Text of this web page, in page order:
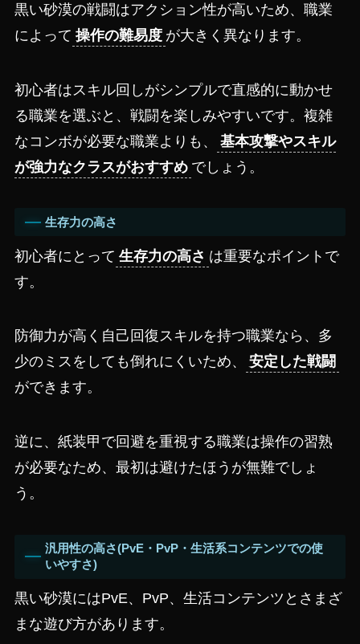
黒い砂漠の戦闘はアクション性が高いため、職業
によって 操作の難易度 が大きく異なります。
初心者はスキル回しがシンプルで直感的に動かせ
る職業を選ぶと、戦闘を楽しみやすいです。複雑
なコンボが必要な職業よりも、
基本攻撃やスキル
が強力なクラスがおすすめ でしょう。
生存力の高さ
初心者にとって 生存力の高さ は重要なポイントで
す。
防御力が高く自己回復スキルを持つ職業なら、多
少のミスをしても倒れにくいため、
安定した戦闘
ができます。
逆に、紙装甲で回避を重視する職業は操作の習熟
が必要なため、最初は避けたほうが無難でしょ
う。
汎用性の高さ(PvE・PvP・生活系コンテンツでの使
いやすさ)
黒い砂漠にはPvE、PvP、生活コンテンツとさまざ
まな遊び方があります。